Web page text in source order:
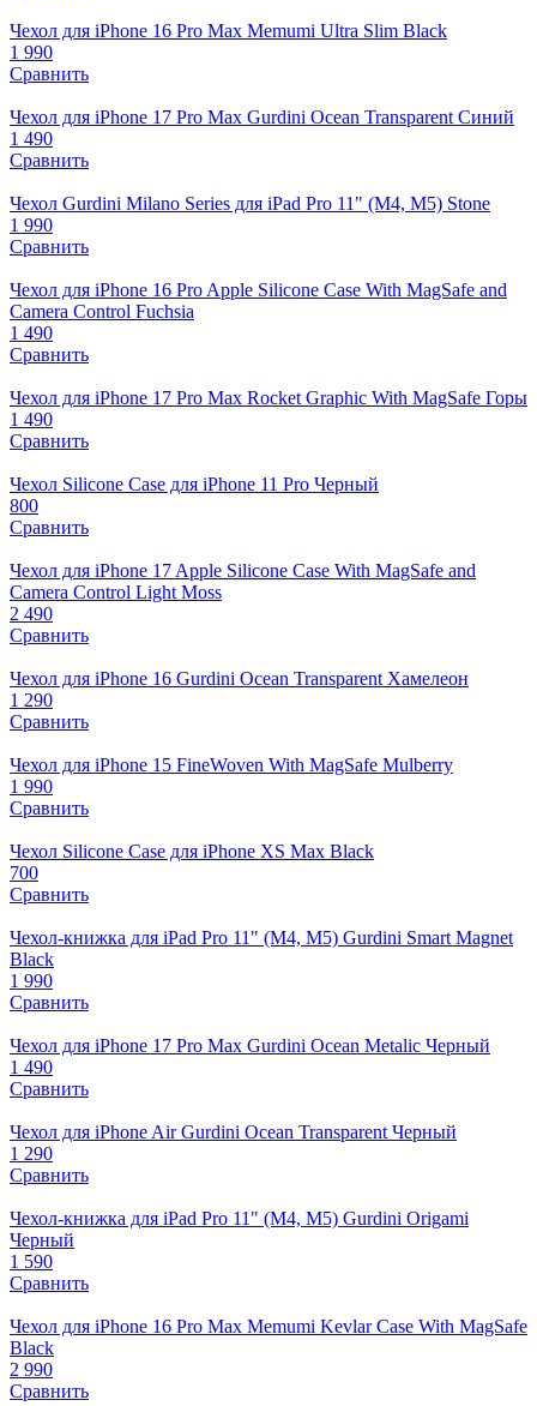
Чехол для iPhone 16 Pro Max Memumi Ultra Slim Black
1 990
Сравнить
Чехол для iPhone 17 Pro Max Gurdini Ocean Transparent Синий
1 490
Сравнить
Чехол Gurdini Milano Series для iPad Pro 11" (M4, M5) Stone
1 990
Сравнить
Чехол для iPhone 16 Pro Apple Silicone Case With MagSafe and
Camera Control Fuchsia
1 490
Сравнить
Чехол для iPhone 17 Pro Max Rocket Graphic With MagSafe Горы
1 490
Сравнить
Чехол Silicone Case для iPhone 11 Pro Черный
800
Сравнить
Чехол для iPhone 17 Apple Silicone Case With MagSafe and
Camera Control Light Moss
2 490
Сравнить
Чехол для iPhone 16 Gurdini Ocean Transparent Хамелеон
1 290
Сравнить
Чехол для iPhone 15 FineWoven With MagSafe Mulberry
1 990
Сравнить
Чехол Silicone Case для iPhone XS Max Black
700
Сравнить
Чехол-книжка для iPad Pro 11" (M4, M5) Gurdini Smart Magnet
Black
1 990
Сравнить
Чехол для iPhone 17 Pro Max Gurdini Ocean Metalic Черный
1 490
Сравнить
Чехол для iPhone Air Gurdini Ocean Transparent Черный
1 290
Сравнить
Чехол-книжка для iPad Pro 11" (M4, M5) Gurdini Origami
Черный
1 590
Сравнить
Чехол для iPhone 16 Pro Max Memumi Kevlar Case With MagSafe
Black
2 990
Сравнить